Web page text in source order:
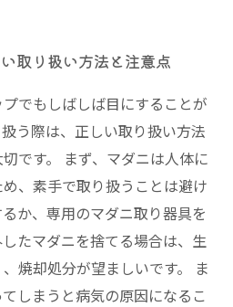
取り扱い方法と注意点
でもしばしば目にすることが
う際は、正しい取り扱い方法
です。 まず、マダニは人体に
、素手で取り扱うことは避け
か、専用のマダニ取り器具を
たマダニを捨てる場合は、生
焼却処分が望ましいです。 ま
しまうと病気の原因になるこ